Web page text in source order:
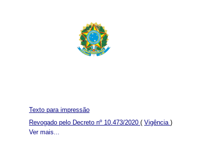
Ver mais...
Texto para impressão
Revogado pelo Decreto nº 10.473/2020 ( Vigência )